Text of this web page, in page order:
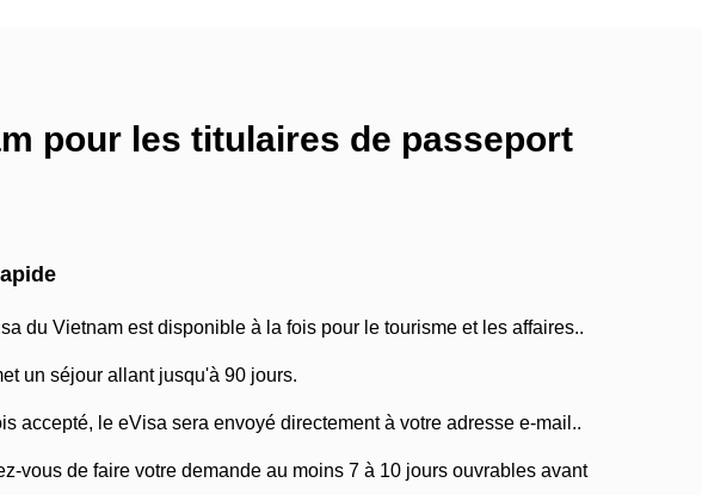
pour les titulaires de passeport
du Vietnam est disponible à la fois pour le tourisme et les affaires..
un séjour allant jusqu'à 90 jours.
accepté, le eVisa sera envoyé directement à votre adresse e-mail..
vous de faire votre demande au moins 7 à 10 jours ouvrables avant